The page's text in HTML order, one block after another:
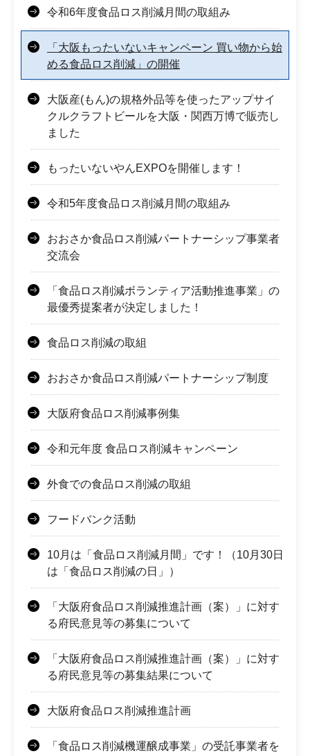
令和6年度食品ロス削減月間の取組み
「大阪もったいないキャンペーン 買い物から始
める食品ロス削減」の開催
大阪産(もん)の規格外品等を使ったアップサイ
クルクラフトビールを大阪・関西万博で販売し
ました
もったいないやんEXPOを開催します！
令和5年度食品ロス削減月間の取組み
おおさか食品ロス削減パートナーシップ事業者
交流会
「食品ロス削減ボランティア活動推進事業」の
最優秀提案者が決定しました！
食品ロス削減の取組
おおさか食品ロス削減パートナーシップ制度
大阪府食品ロス削減事例集
令和元年度 食品ロス削減キャンペーン
外食での食品ロス削減の取組
フードバンク活動
10月は「食品ロス削減月間」です！（10月30日
は「食品ロス削減の日」）
「大阪府食品ロス削減推進計画（案）」に対す
る府民意見等の募集について
「大阪府食品ロス削減推進計画（案）」に対す
る府民意見等の募集結果について
大阪府食品ロス削減推進計画
「食品ロス削減機運醸成事業」の受託事業者を